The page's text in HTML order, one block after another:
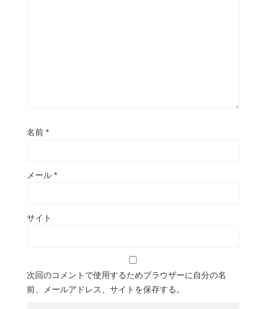
名前 *
メール *
サイト
次回のコメントで使用するためブラウザーに自分の名
前、メールアドレス、サイトを保存する。